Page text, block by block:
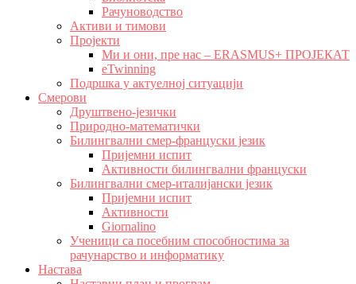
Рачуноводство
Активи и тимови
Пројекти
Ми и они, пре нас – ERASMUS+ ПРОЈЕКАТ
eTwinning
Подршка у актуелној ситуацији
Смерови
Друштвено-језички
Природно-математички
Билингвални смер-француски језик
Пријемни испит
Активности билингвални француски
Билингвални смер-италијански језик
Пријемни испит
Активности
Giornalino
Ученици са посебним способностима за
рачунарство и информатику
Настава